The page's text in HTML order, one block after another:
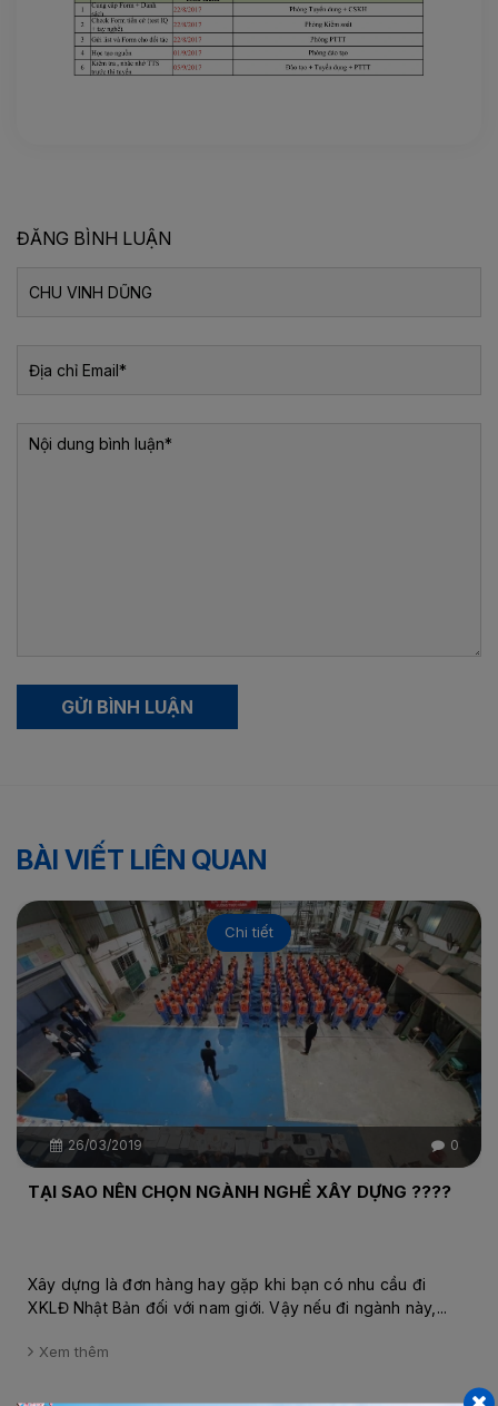
ĐĂNG BÌNH LUẬN
GỬI BÌNH LUẬN
BÀI VIẾT LIÊN QUAN
26/03/2019 0
Chi tiết
TẠI SAO NÊN CHỌN NGÀNH NGHỀ XÂY DỰNG ????
Xây dựng là đơn hàng hay gặp khi bạn có nhu cầu đi
XKLĐ Nhật Bản đối với nam giới. Vậy nếu đi ngành này,...
Xem thêm